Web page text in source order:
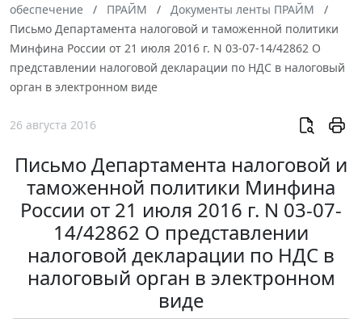
обеспечение
ПРАЙМ
Документы ленты ПРАЙМ
Письмо Департамента налоговой и таможенной политики
Минфина России от 21 июля 2016 г. N 03-07-14/42862 О
представлении налоговой декларации по НДС в налоговый
орган в электронном виде
26 августа 2016
Письмо Департамента налоговой и
таможенной политики Минфина
России от 21 июля 2016 г. N 03-07-
14/42862 О представлении
налоговой декларации по НДС в
налоговый орган в электронном
виде